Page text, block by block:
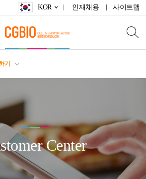
KOR 인재채용 사이트맵
기
Center